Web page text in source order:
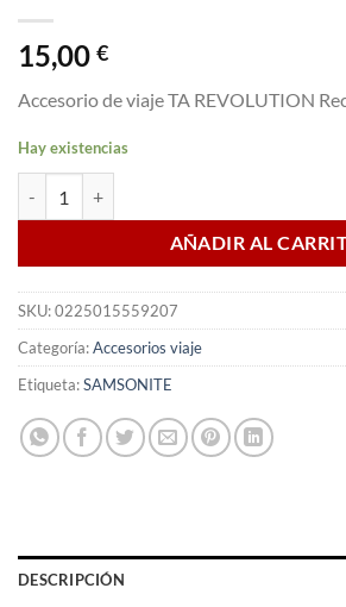
15,00 €
Accesorio de viaje TA REVOLUTION
Hay existencias
AÑADIR AL
SKU:0225015559207
Categoría:Accesorios viaje
Etiqueta:SAMSONITE
DESCRIPCIÓN